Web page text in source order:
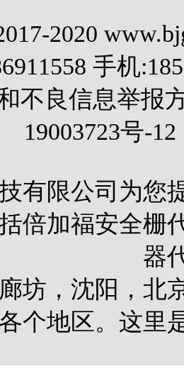
2020
手机
不良信息举报
19003723号-12
有限公司为您
倍加福安全栅
器
坊，沈阳，北
各个地区。这里